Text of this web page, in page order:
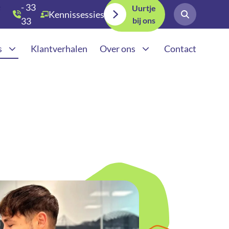
- 33
33
Kennissessies
Uurtje
bij ons
Klantverhalen Over ons Contact